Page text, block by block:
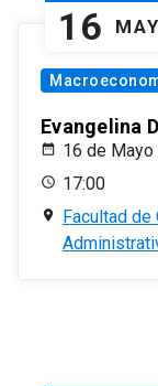
16 MAY
Evangelina
16 de
17:00
Facultad de